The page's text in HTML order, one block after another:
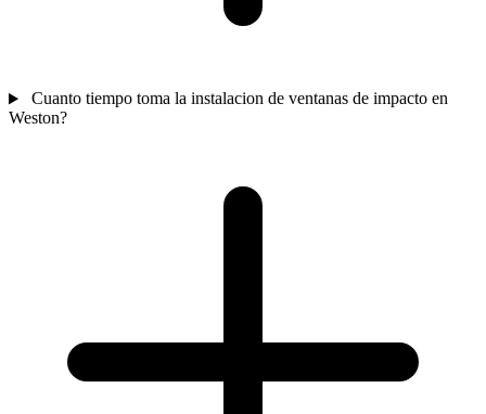
Cuanto tiempo toma la instalacion de ventanas de impacto en
Weston?